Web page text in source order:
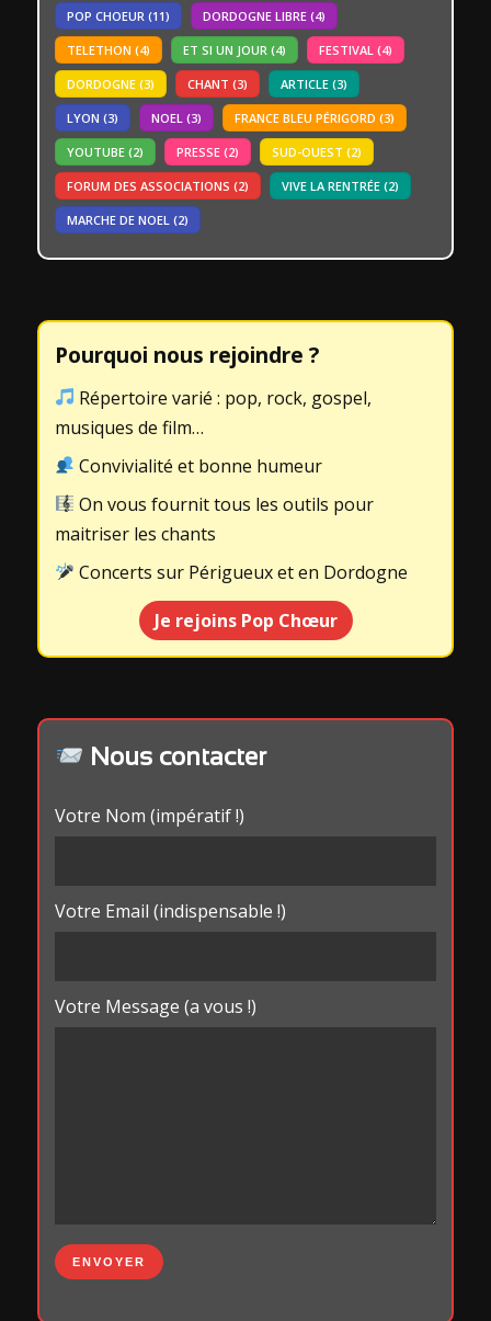
POP CHOEUR (11) DORDOGNE LIBRE (4)
TELETHON (4) ET SI UN JOUR (4) FESTIVAL (4)
DORDOGNE (3) CHANT (3) ARTICLE (3)
LYON (3) NOEL (3) FRANCE BLEU PÉRIGORD (3)
YOUTUBE (2) PRESSE (2) SUD-OUEST (2)
FORUM DES ASSOCIATIONS (2) VIVE LA RENTRÉE (2)
MARCHE DE NOEL (2)
Pourquoi nous rejoindre ?
Répertoire varié : pop, rock, gospel,
musiques de film…
Convivialité et bonne humeur
On vous fournit tous les outils pour
maitriser les chants
Concerts sur Périgueux et en Dordogne
Je rejoins Pop Chœur
Nous contacter
Votre Nom (impératif !)
Votre Email (indispensable !)
Votre Message (a vous !)